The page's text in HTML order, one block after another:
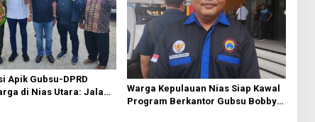
Apik Gubsu-DPRD
di Nias Utara: Jalan
Warga Kepulauan Nias Siap Kawal
Program Berkantor Gubsu Bobby